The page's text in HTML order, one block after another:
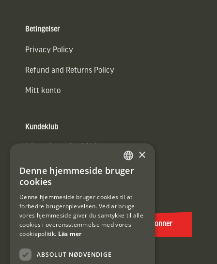
Betingelser
Privacy Policy
Refund and Returns Policy
Mitt konto
Kundeklub
E-
post
(Påkrævet)
Abonner
SWEDISH
×
Denne hjemmeside bruger
cookies
Denne hjemmeside bruger cookies til at
forbedre brugeroplevelsen. Ved at bruge
vores hjemmeside giver du samtykke til alle
cookies i overensstemmelse med vores
cookiepolitik. Läs mer
ABSOLUT NØDVENDIGE